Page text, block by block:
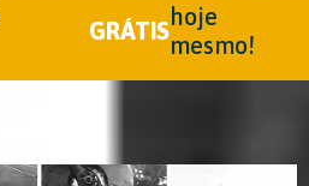
GRÁTIS
hoje
mesmo!